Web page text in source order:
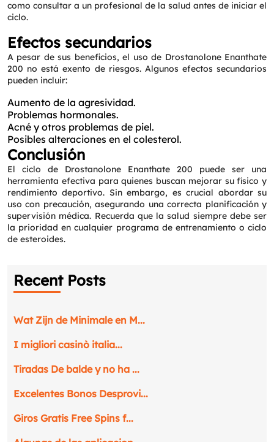
como consultar a un profesional de la salud antes de iniciar el
ciclo.
Efectos secundarios
A pesar de sus beneficios, el uso de Drostanolone Enanthate
200 no está exento de riesgos. Algunos efectos secundarios
pueden incluir:
Aumento de la agresividad.
Problemas hormonales.
Acné y otros problemas de piel.
Posibles alteraciones en el colesterol.
Conclusión
El ciclo de Drostanolone Enanthate 200 puede ser una
herramienta efectiva para quienes buscan mejorar su físico y
rendimiento deportivo. Sin embargo, es crucial abordar su
uso con precaución, asegurando una correcta planificación y
supervisión médica. Recuerda que la salud siempre debe ser
la prioridad en cualquier programa de entrenamiento o ciclo
de esteroides.
Recent Posts
Wat Zijn de Minimale en M...
I migliori casinò italia...
Tiradas De balde y no ha ...
Excelentes Bonos Desprovi...
Giros Gratis Free Spins f...